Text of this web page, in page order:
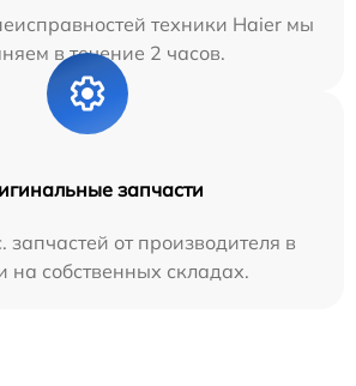
техники Haier мы
в течение 2 часов.
запчасти
запчастей от производителя в
на собственных складах.